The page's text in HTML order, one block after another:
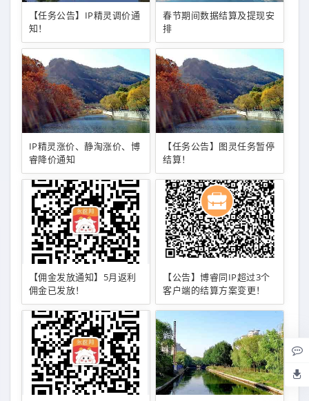
【任务公告】IP精灵调价通
知！
春节期间数据结算及提现安
排
IP精灵涨价、静淘涨价、博
睿降价通知
【任务公告】图灵任务暂停
结算！
【佣金发放通知】5月返利
佣金已发放！
【公告】博睿同IP超过3个
客户端的结算方案变更！